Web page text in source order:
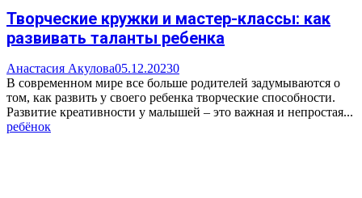
Творческие кружки и мастер-классы: как
развивать таланты ребенка
Анастасия Акулова05.12.20230
В современном мире все больше родителей задумываются о
том, как развить у своего ребенка творческие способности.
Развитие креативности у малышей – это важная и непростая...
ребёнок